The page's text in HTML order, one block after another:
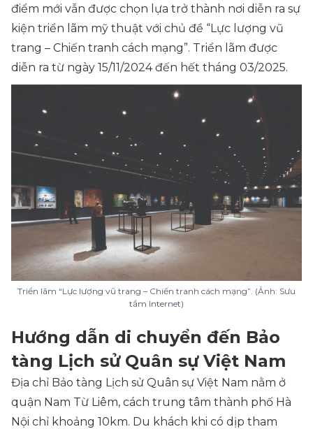
điểm mới vẫn được chọn lựa trở thành nơi diễn ra sự
kiện triển lãm mỹ thuật với chủ đề “Lực lượng vũ
trang – Chiến tranh cách mạng”. Triển lãm được
diễn ra từ ngày 15/11/2024 đến hết tháng 03/2025.
Triển lãm “Lực lượng vũ trang – Chiến tranh cách mạng”. (Ảnh: Sưu
tầm Internet)
Hướng dẫn di chuyển đến Bảo
tàng Lịch sử Quân sự Việt Nam
Địa chỉ Bảo tàng Lịch sử Quân sự Việt Nam nằm ở
quận Nam Từ Liêm, cách trung tâm thành phố Hà
Nội chỉ khoảng 10km. Du khách khi có dịp tham